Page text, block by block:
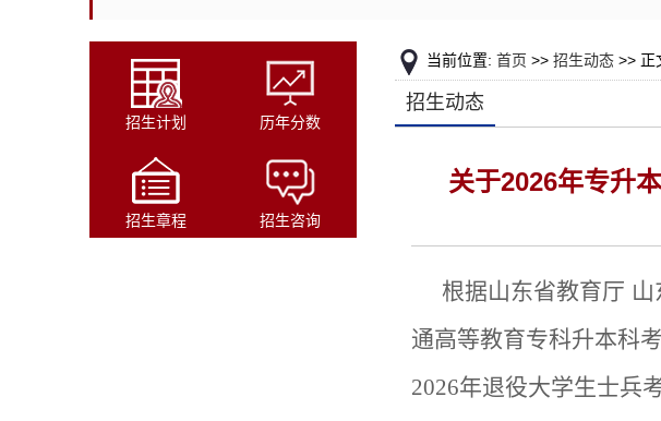
招生计划 历年分数
招生章程 招生咨询
当前位置: 首页 >> 招生动态 >> 正
招生动态
关于2026年专升
根据山东省教育厅
通高等教育专科升本科
2026年退役大学生士兵